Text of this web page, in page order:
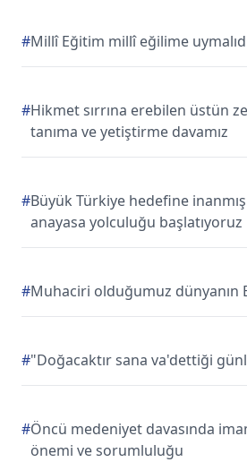
#Millî Eğitim millî eğilime
#Hikmet sırrına erebilen üstün
tanıma ve yetiştirme davamız
#Büyük Türkiye hedefine
anayasa yolculuğu başlatıyoruz
#Muhaciri olduğumuz dünyanın
#"Doğacaktır sana va'dettiği
#Öncü medeniyet davasında
önemi ve sorumluluğu